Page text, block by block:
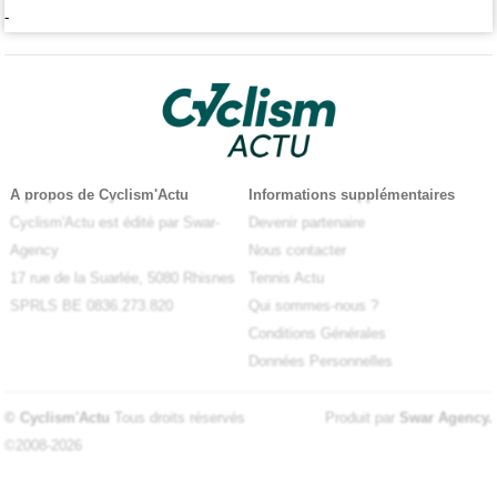
-
A propos de Cyclism'Actu
Cyclism'Actu est édité par Swar-
Agency
17 rue de la Suarlée, 5080 Rhisnes
SPRLS BE 0836.273.820
Informations supplémentaires
Devenir partenaire
Nous contacter
Tennis Actu
Qui sommes-nous ?
Conditions Générales
Données Personnelles
© Cyclism'Actu Tous droits réservés
©2008-2026
Produit par Swar Agency.